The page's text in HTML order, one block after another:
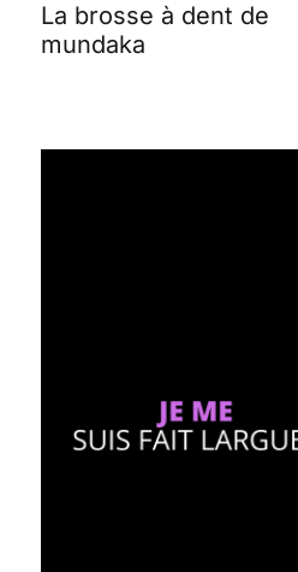
La brosse à dent de
mundaka